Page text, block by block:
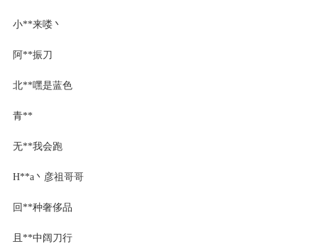
小**来喽丶
阿**振刀
北**嘿是蓝色
青**
无**我会跑
H**a丶彦祖哥哥
回**种奢侈品
且**中阔刀行